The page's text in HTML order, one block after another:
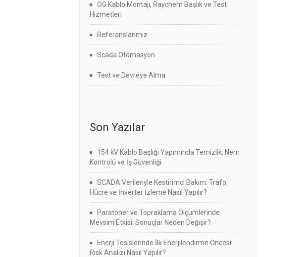
OG Kablo Montajı, Raychem Başlık ve Test
Hizmetleri
Referanslarımız
Scada Otomasyon
Test ve Devreye Alma
Son Yazılar
154 kV Kablo Başlığı Yapımında Temizlik, Nem
Kontrolü ve İş Güvenliği
SCADA Verileriyle Kestirimci Bakım: Trafo,
Hücre ve İnverter İzleme Nasıl Yapılır?
Paratoner ve Topraklama Ölçümlerinde
Mevsim Etkisi: Sonuçlar Neden Değişir?
Enerji Tesislerinde İlk Enerjilendirme Öncesi
Risk Analizi Nasıl Yapılır?